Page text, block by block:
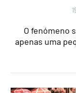
O fenómeno
apenas uma